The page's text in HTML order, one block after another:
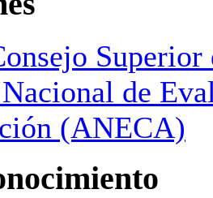
de
(ANECA)